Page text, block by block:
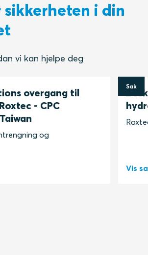
sikkerheten i din
vi kan hjelpe deg
overgang til
- CPC
og
Sak
Vis